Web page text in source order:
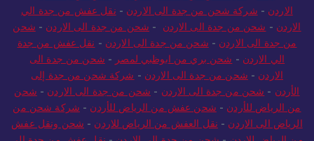
نقل عفش من جدة الي الاردن
شحن من جدة الى
الاردن
شركة شحن من جدة الى الاردن
نقل عفش من جدة الي
الاردن
شحن من جدة الى الاردن شحن من جدة الى الاردن
شحن
من جدة الى الاردن
شحن من جدة الى الاردن
نقل عفش من جدة
الي الاردن
شحن بري من ابوظبي لمصر-
شحن من جدة الى
الاردن
شحن من جدة الى الاردن
شركة شحن من جدة إلى
الأردن
- شحن من جدة الى الاردن شحن من جدة الى الاردن
شحن
من الرياض للأردن
شحن عفش من الرياض للأردن
شركة شحن من
الرياض الى الاردن
نقل العفش من الرياض للاردن
شحن ونقل عفش